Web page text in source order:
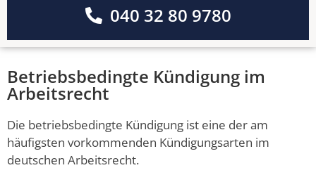
040 32 80 9780
Betriebsbedingte Kündigung im
Arbeitsrecht
Die betriebsbedingte Kündigung ist eine der am
häufigsten vorkommenden Kündigungsarten im
deutschen Arbeitsrecht.